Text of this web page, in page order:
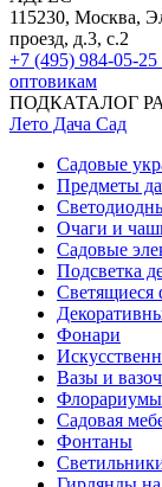
Весеннее
♦Весеннее
-Весенние
-Вазы
-Весенние
-
-
-
-
-
-
-Садовая
-Весенняя
Ёлка по параметрам